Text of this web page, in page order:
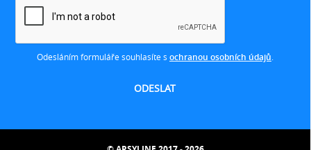
Odesláním formuláře souhlasíte s ochranou osobních údajů